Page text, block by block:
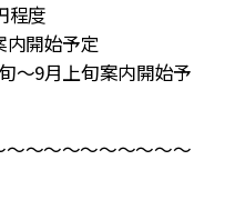
程度
内開始予定
～9月上旬案内開始予
～～～～～～～～～